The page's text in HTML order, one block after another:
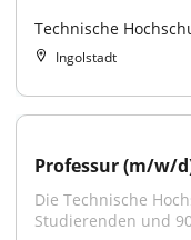
Technische
Ingolstadt
Professur (m/w/
Die Technische
Studierenden und